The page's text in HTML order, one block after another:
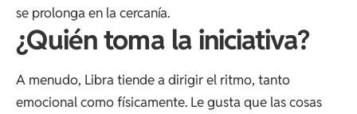
se prolonga en la cercanía.
¿Quién toma la iniciativa?
A menudo, Libra tiende a dirigir el ritmo, tanto
emocional como físicamente. Le gusta que las cosas